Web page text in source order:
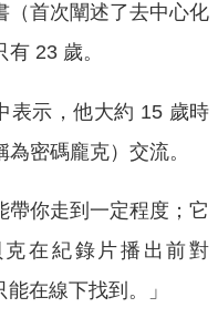
（首次闡述了去中心化
23 歲。
表示，他大約 15 歲時
密碼龐克）交流。
帶你走到一定程度；它
在紀錄片播出前對
在線下找到。」